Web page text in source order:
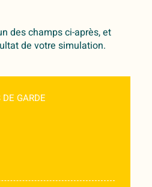
des champs ci-après, et
de votre simulation.
GARDE